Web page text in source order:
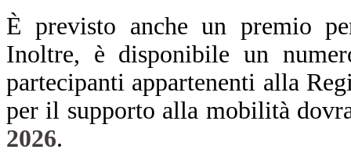
È previsto anche un premio
Inoltre, è disponibile un
partecipanti appartenenti alla
per il supporto alla mobilità
2026.